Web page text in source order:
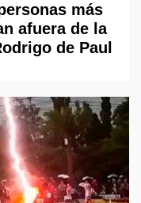
más
afuera de la
de Paul